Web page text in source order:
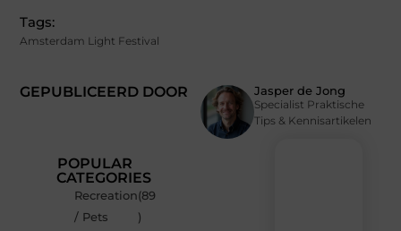
GEPUBLICEERD DOOR Jasper de Jong
Specialist Praktische
Tips & Kennisartikelen
Tags:
Amsterdam Light Festival
POPULAR
CATEGORIES
Recreation
/ Pets
(89
)